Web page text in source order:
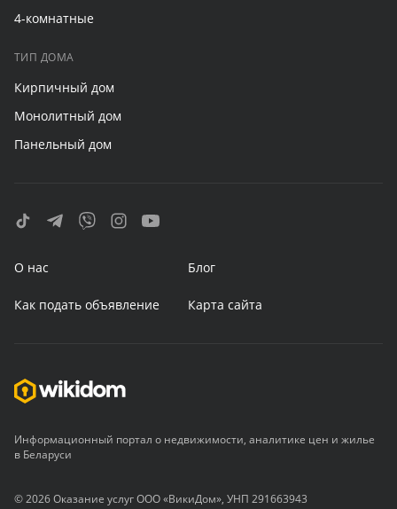
4-комнатные
ТИП ДОМА
Кирпичный дом
Монолитный дом
Панельный дом
О нас Блог
Как подать объявление Карта сайта
Информационный портал о недвижимости, аналитике цен и жилье
в Беларуси
© 2026 Оказание услуг ООО «ВикиДом», УНП 291663943